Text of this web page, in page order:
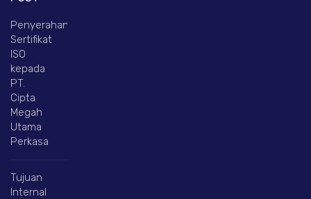
Penyerahan
Sertifikat
ISO
kepada
PT.
Cipta
Megah
Utama
Perkasa
Tujuan
Internal